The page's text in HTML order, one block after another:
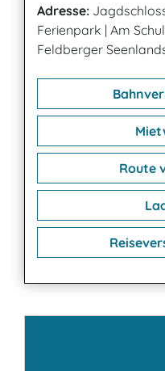
Adresse:
Ferienpark | Am
Feldberger
Route